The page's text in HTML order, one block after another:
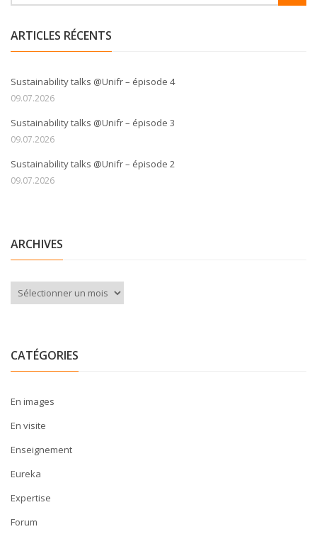
ARTICLES RÉCENTS
Sustainability talks @Unifr – épisode 4
09.07.2026
Sustainability talks @Unifr – épisode 3
09.07.2026
Sustainability talks @Unifr – épisode 2
09.07.2026
ARCHIVES
Archives
CATÉGORIES
En images
En visite
Enseignement
Eureka
Expertise
Forum